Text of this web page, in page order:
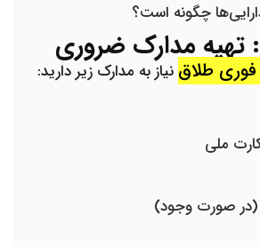
چگونه است؟
تهیه مدارک ضروری
طلاق نیاز به مدارک زیر دارید:
ملی
(در صورت وجود)